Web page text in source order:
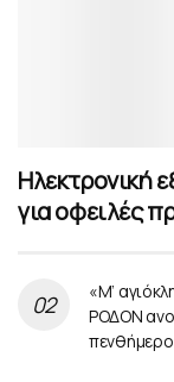
Ηλεκτρονική
για οφειλές
«Μ’
ΡΟΔΟΝ